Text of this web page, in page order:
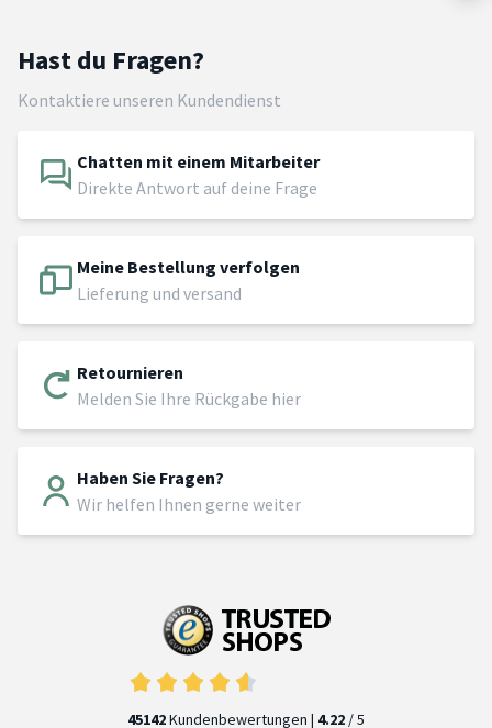
Hast du Fragen?
Kontaktiere unseren Kundendienst
Chatten mit einem Mitarbeiter
Direkte Antwort auf deine Frage
Meine Bestellung verfolgen
Lieferung und versand
Retournieren
Melden Sie Ihre Rückgabe hier
Haben Sie Fragen?
Wir helfen Ihnen gerne weiter
45142Kundenbewertungen | 4.22 / 5